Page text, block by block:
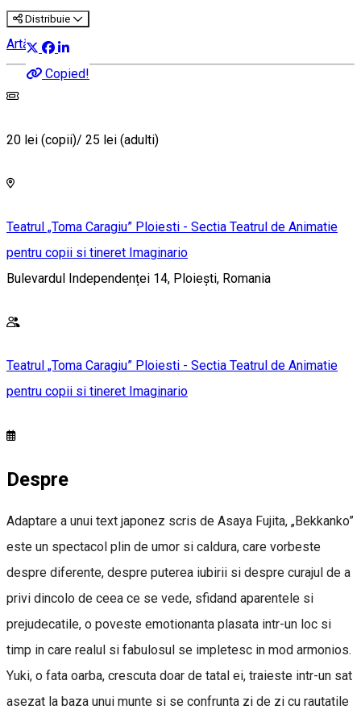
Distribuie
Copied!
Artă
20 lei (copii)/ 25 lei (adulti)
Teatrul „Toma Caragiu” Ploiesti - Sectia Teatrul de Animatie
pentru copii si tineret Imaginario
Bulevardul Independenței 14, Ploiești, Romania
Teatrul „Toma Caragiu” Ploiesti - Sectia Teatrul de Animatie
pentru copii si tineret Imaginario
Despre
Adaptare a unui text japonez scris de Asaya Fujita, „Bekkanko”
este un spectacol plin de umor si caldura, care vorbeste
despre diferente, despre puterea iubirii si despre curajul de a
privi dincolo de ceea ce se vede, sfidand aparentele si
prejudecatile, o poveste emotionanta plasata intr-un loc si
timp in care realul si fabulosul se impletesc in mod armonios.
Yuki, o fata oarba, crescuta doar de tatal ei, traieste intr-un sat
asezat la baza unui munte si se confrunta zi de zi cu rautatile